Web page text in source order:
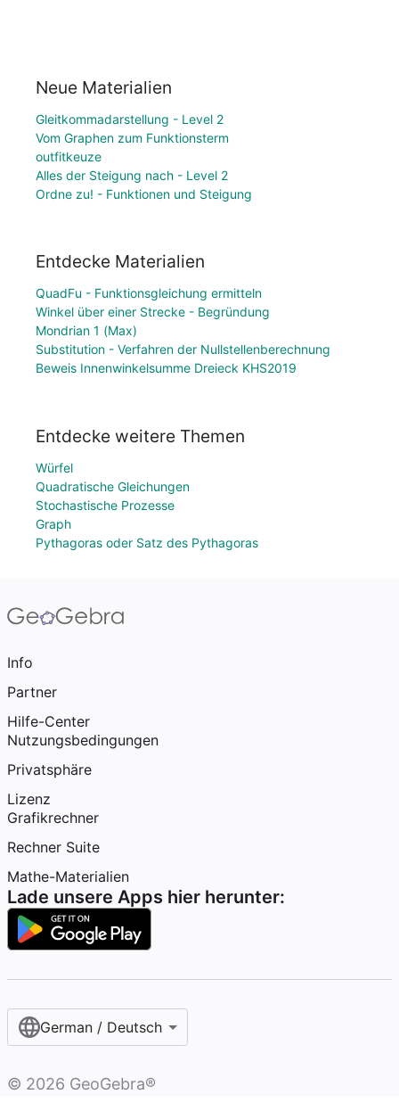
Neue Materialien
Gleitkommadarstellung - Level 2
Vom Graphen zum Funktionsterm
outfitkeuze
Alles der Steigung nach - Level 2
Ordne zu! - Funktionen und Steigung
Entdecke Materialien
QuadFu - Funktionsgleichung ermitteln
Winkel über einer Strecke - Begründung
Mondrian 1 (Max)
Substitution - Verfahren der Nullstellenberechnung
Beweis Innenwinkelsumme Dreieck KHS2019
Entdecke weitere Themen
Würfel
Quadratische Gleichungen
Stochastische Prozesse
Graph
Pythagoras oder Satz des Pythagoras
Info
Partner
Hilfe-Center
Nutzungsbedingungen
Privatsphäre
Lizenz
Grafikrechner
Rechner Suite
Mathe-Materialien
Lade unsere Apps hier herunter:
German / Deutsch
© 2026 GeoGebra®